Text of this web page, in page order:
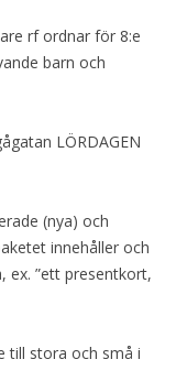
rf ordnar för 8:e
barn och
LÖRDAGEN
(nya) och
innehåller och
ex. ”ett presentkort,
till stora och små i